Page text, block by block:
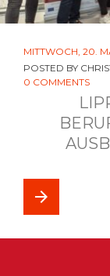
MITTWOCH, 20.
POSTED BY
0 COMMENTS
arrow_forward